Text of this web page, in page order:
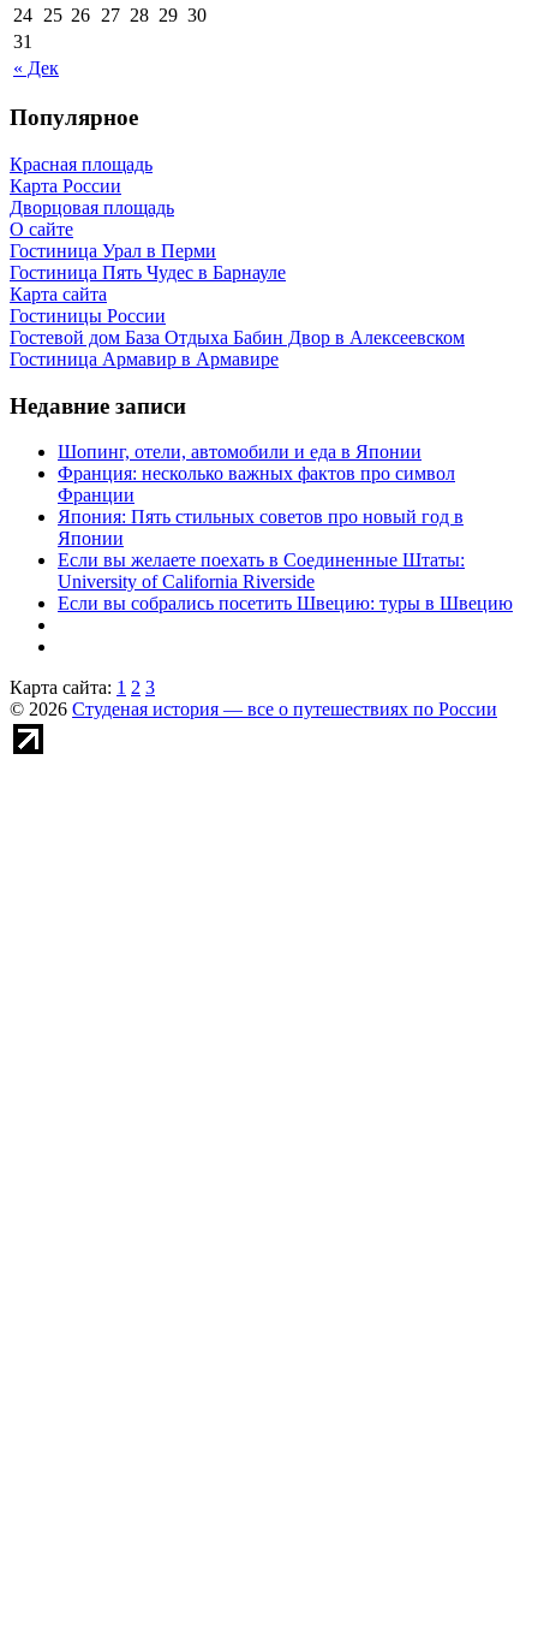
« Дек
24 25 26 27 28 29 30
31
Популярное
Красная площадь
Карта России
Дворцовая площадь
О сайте
Гостиница Урал в Перми
Гостиница Пять Чудес в Барнауле
Карта сайта
Гостиницы России
Гостевой дом База Отдыха Бабин Двор в Алексеевском
Гостиница Армавир в Армавире
Недавние записи
Шопинг, отели, автомобили и еда в Японии
Франция: несколько важных фактов про символ
Франции
Япония: Пять стильных советов про новый год в
Японии
Если вы желаете поехать в Соединенные Штаты:
University of California Riverside
Если вы собрались посетить Швецию: туры в Швецию
Карта сайта: 1 2 3
© 2026 Студеная история — все о путешествиях по России